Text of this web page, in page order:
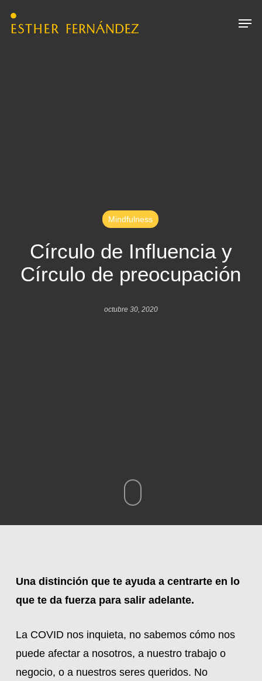
Mindfulness
Círculo de Influencia y
Círculo de preocupación
octubre 30, 2020
Una distinción que te ayuda a centrarte en lo
que te da fuerza para salir adelante.
La COVID nos inquieta, no sabemos cómo nos
puede afectar a nosotros, a nuestro trabajo o
negocio, o a nuestros seres queridos. No